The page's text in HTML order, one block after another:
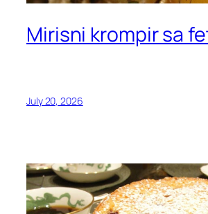
Mirisni krompir sa
July 20, 2026